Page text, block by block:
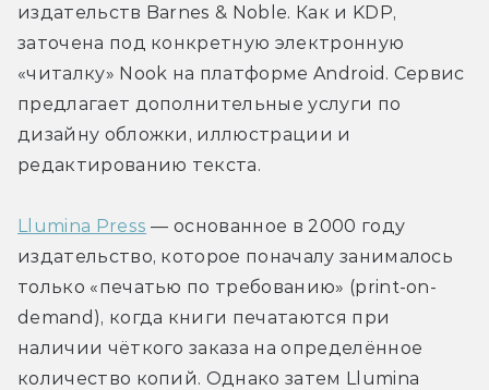
издательств Barnes & Noble. Как и KDP,
заточена под конкретную электронную
«читалку» Nook на платформе Android. Сервис
предлагает дополнительные услуги по
дизайну обложки, иллюстрации и
редактированию текста.
Llumina Press — основанное в 2000 году
издательство, которое поначалу занималось
только «печатью по требованию» (print-on-
demand), когда книги печатаются при
наличии чёткого заказа на определённое
количество копий. Однако затем Llumina